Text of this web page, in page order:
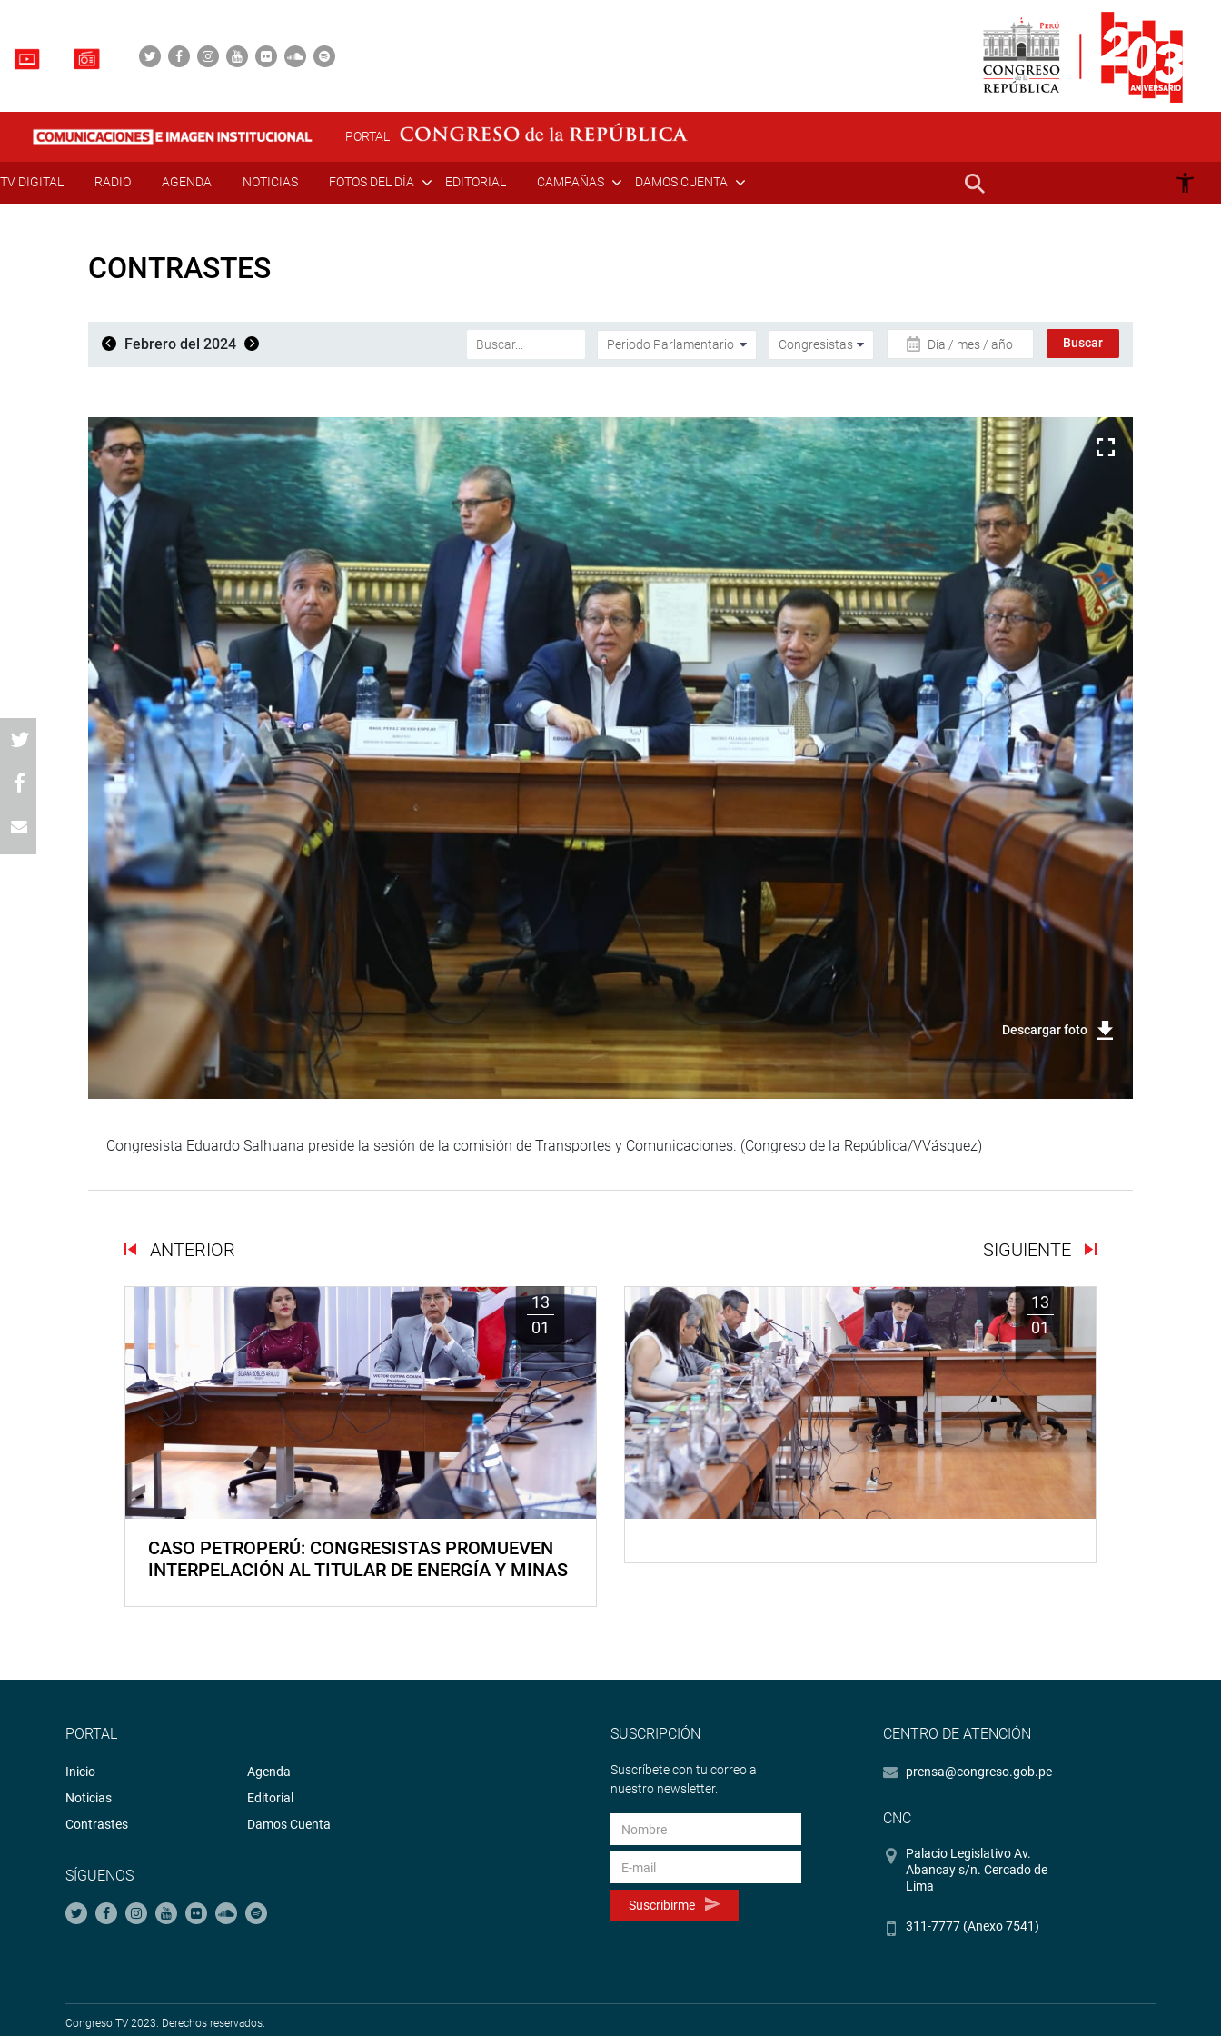
PORTAL
TV DIGITAL RADIO AGENDA NOTICIAS FOTOS DEL DÍA EDITORIAL CAMPAÑAS DAMOS CUENTA
CONTRASTES
Febrero del 2024 Día / mes / año
Descargar foto
Congresista Eduardo Salhuana preside la sesión de la comisión de Transportes y Comunicaciones. (Congreso de la República/VVásquez)
ANTERIOR SIGUIENTE
13
01
CASO PETROPERÚ: CONGRESISTAS PROMUEVEN
INTERPELACIÓN AL TITULAR DE ENERGÍA Y MINAS
13
01
PORTAL
Inicio
Noticias
Contrastes
Agenda
Editorial
Damos Cuenta
SÍGUENOS
SUSCRIPCIÓN
Suscríbete con tu correo a
nuestro newsletter.
Suscribirme
CENTRO DE ATENCIÓN
prensa@congreso.gob.pe
CNC
Palacio Legislativo Av.
Abancay s/n. Cercado de
Lima
311-7777 (Anexo 7541)
Congreso TV 2023. Derechos reservados.